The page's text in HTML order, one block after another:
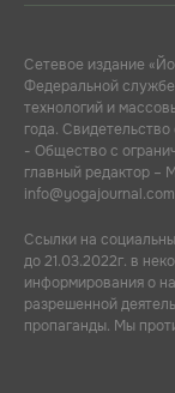
Сетевое издание
Федеральной
технологий и
года.
- Общество с
главный редактор –
Ссылки на
до 21.03.2022г. в
информирования о
разрешенной
пропаганды. Мы